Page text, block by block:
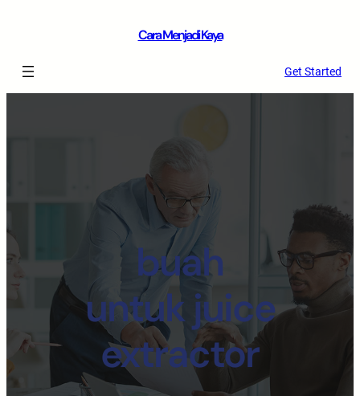
Cara Menjadi Kaya
Get Started
buah
untuk juice
extractor